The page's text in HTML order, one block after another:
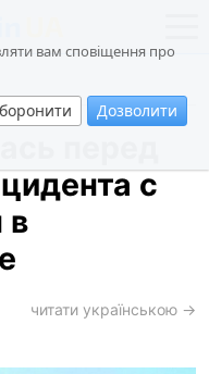
вам сповіщення про
Дозволити
перед
с
в
читати українською →